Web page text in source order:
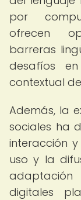
por
ofrecen
barreras
desafíos
contextual
Además, la
sociales ha
interacción
uso y la
digitales